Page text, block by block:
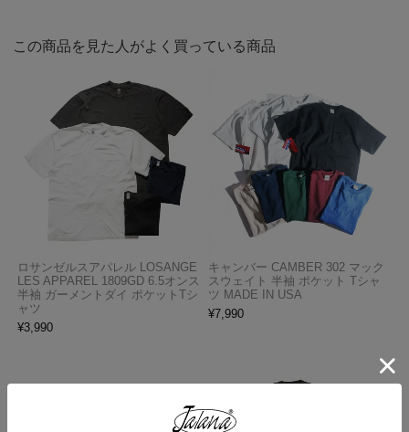
この商品を見た人がよく買っている商品
ロサンゼルスアパレル LOSANGE
LES APPAREL 1809GD 6.5オンス
半袖 ガーメントダイ ポケットTシ
ャツ
¥3,990
キャンバー CAMBER 302 マック
スウェイト 半袖 ポケット Tシャ
ツ MADE IN USA
¥7,990